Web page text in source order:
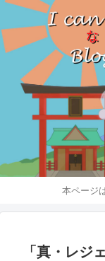
本ページ
「真・レジ